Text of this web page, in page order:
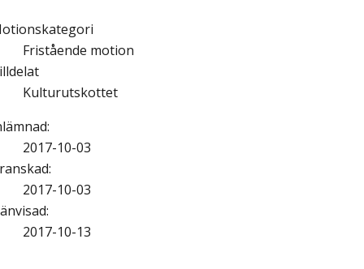
Fristående motion
Kulturutskottet
:
2017-10-03
:
2017-10-03
:
2017-10-13